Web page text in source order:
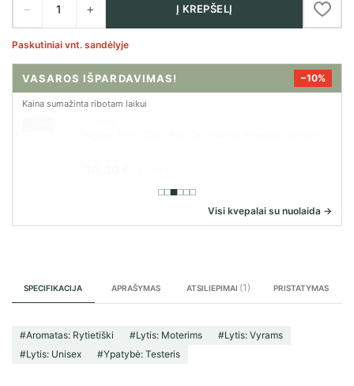
− + Į KREPŠELĮ
Paskutiniai vnt. sandėlyje
VASAROS IŠPARDAVIMAS! −10%
Kaina sumažinta ribotam laikui
Visi kvepalai su nuolaida →
SPECIFIKACIJA APRAŠYMAS ATSILIEPIMAI (1) PRISTATYMAS
#Aromatas: Rytietiški #Lytis: Moterims
#Lytis: Vyrams
#Lytis: Unisex
#Ypatybė: Testeris